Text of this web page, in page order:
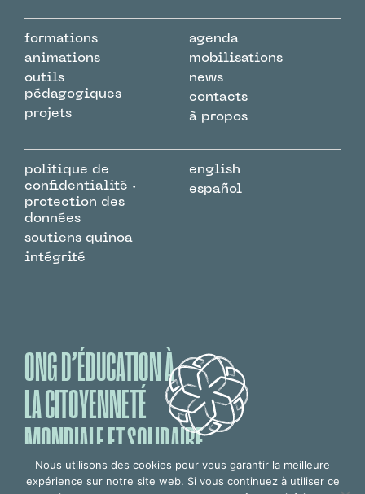
ONG D’ÉDUCATION À
LA CITOYENNETÉ
MONDIALE ET SOLIDAIRE
formations
animations
outils
pédagogiques
projets
agenda
mobilisations
news
contacts
à propos
politique de
confidentialité ·
protection des
données
soutiens quinoa
intégrité
english
español
Nous utilisons des cookies pour vous garantir la meilleure
expérience sur notre site web. Si vous continuez à utiliser ce